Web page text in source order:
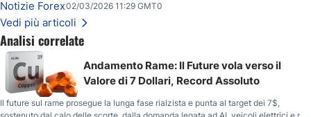
livelli da monitorare.
Notizie Forex02/03/2026 11:29 GMT0
Vedi più articoli
Analisi correlate
Andamento Rame: Il Future vola verso il
Valore di 7 Dollari, Record Assoluto
Il future sul rame prosegue la lunga fase rialzista e punta al target dei 7$,